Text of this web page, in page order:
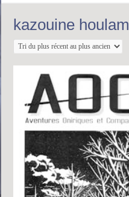
kazouine houlam